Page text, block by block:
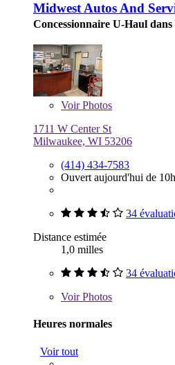
Midwest Autos And
Concessionnaire U-Haul dans
VoirPhotos
1711 W Center St
Milwaukee, WI 53206
(414) 434-7583
Ouvert aujourd'hui de
34
Distance estimée
1,0 milles
34
VoirPhotos
Heures normales
Voir tout